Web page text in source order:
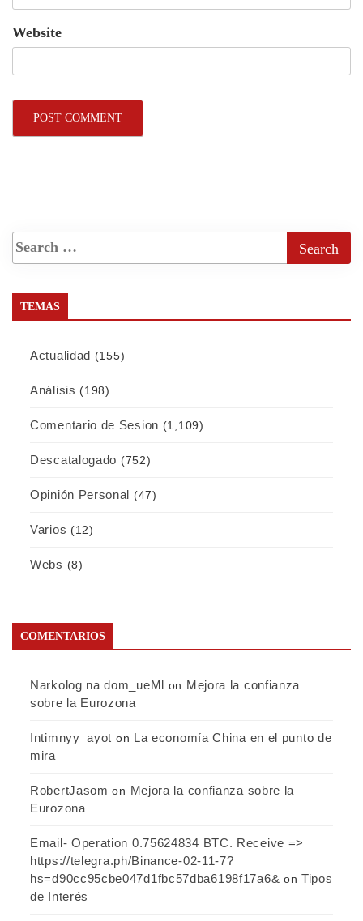
Website
TEMAS
Actualidad (155)
Análisis (198)
Comentario de Sesion (1,109)
Descatalogado (752)
Opinión Personal (47)
Varios (12)
Webs (8)
COMENTARIOS
Narkolog na dom_ueMl on Mejora la confianza
sobre la Eurozona
Intimnyy_ayot on La economía China en el punto de
mira
RobertJasom on Mejora la confianza sobre la
Eurozona
Email- Operation 0.75624834 BTC. Receive =>
https://telegra.ph/Binance-02-11-7?
hs=d90cc95cbe047d1fbc57dba6198f17a6& onTipos
de Interés